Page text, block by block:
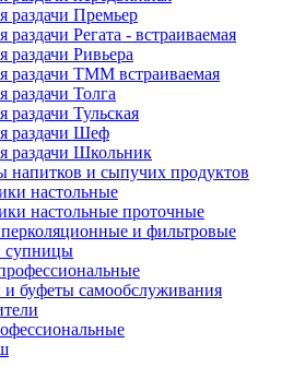
раздачи Премьер
раздачи Регата - встраиваемая
раздачи Ривьера
раздачи ТММ встраиваемая
раздачи Толга
раздачи Тульская
раздачи Шеф
раздачи Школьник
напитков и сыпучих продуктов
настольные
настольные проточные
и фильтровые
и буфеты самообслуживания